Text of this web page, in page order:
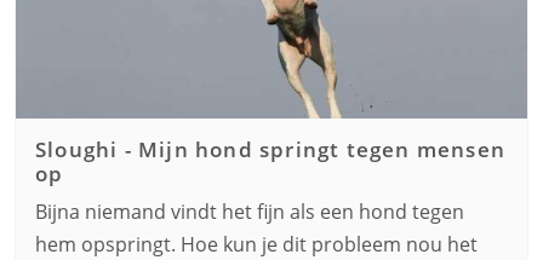
Sloughi - Mijn hond springt tegen mensen
op
Bijna niemand vindt het fijn als een hond tegen
hem opspringt. Hoe kun je dit probleem nou het